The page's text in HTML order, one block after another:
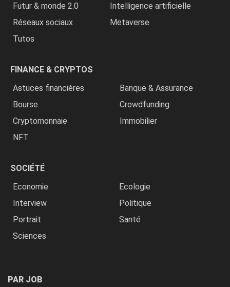
Futur & monde 2.0
Intelligence artificielle
Réseaux sociaux
Metaverse
Tutos
FINANCE & CRYPTOS
Astuces financières
Banque & Assurance
Bourse
Crowdfunding
Cryptomonnaie
Immobilier
NFT
SOCIÉTÉ
Economie
Ecologie
Interview
Politique
Portrait
Santé
Sciences
PAR JOB